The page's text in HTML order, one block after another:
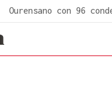
Ourensano con 96